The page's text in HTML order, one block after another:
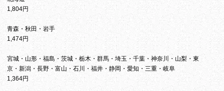
1,804円
青森・秋田・岩手
1,474円
宮城・山形・福島・茨城・栃木・群馬・埼玉・千葉・神奈川・山梨・東
京・新潟・長野・富山・石川・福井・静岡・愛知・三重・岐阜
1,364円